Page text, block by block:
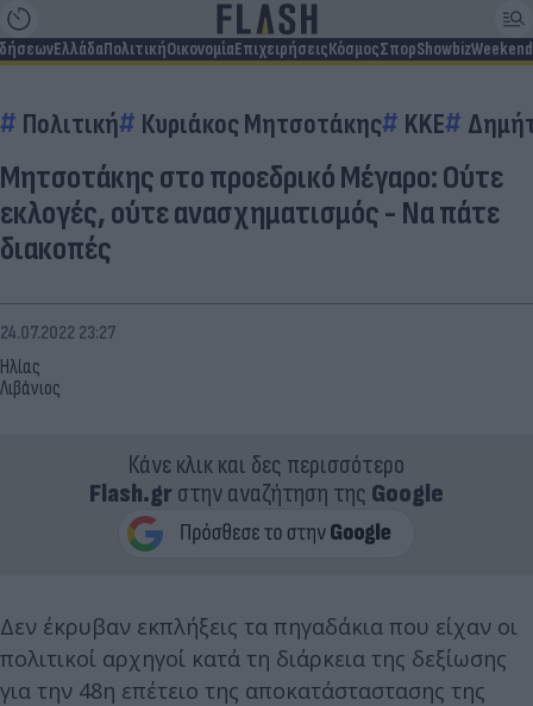
ΕλλάδαΠολιτικήΟικονομίαΕπιχειρήσειςΚόσμοςΣπορShowbizWeekend
Πολιτική Κυριάκος Μητσοτάκης KKE
Μητσοτάκης στο προεδρικό Μέγαρο: Ούτε
εκλογές, ούτε ανασχηματισμός - Να πάτε
διακοπές
Ηλίας
Λιβάνιος
24.07.2022 23:27
Κάνε κλικ και δες περισσότερο
Flash.grστην αναζήτηση της Google
Δεν έκρυβαν εκπλήξεις τα πηγαδάκια που είχαν οι
πολιτικοί αρχηγοί κατά τη διάρκεια της δεξίωσης
για την 48η επέτειο της αποκατάσταστασης της